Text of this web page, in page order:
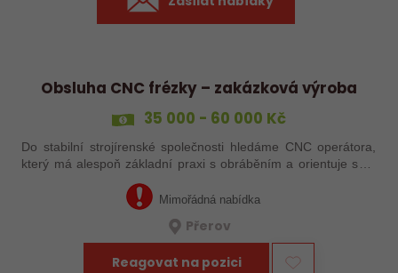
Obsluha CNC frézky – zakázková výroba
35 000 - 60 000 Kč
Do stabilní strojírenské společnosti hledáme CNC operátora,
který má alespoň základní praxi s obráběním a orientuje se v
technické dokumentaci. Nemusíte mít za sebou roky
zkušeností – důležité je, že…Mimořádná nabídka
Přerov
Reagovat na pozici